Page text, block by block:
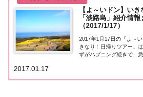
【よ～いドン】い
「淡路島」紹介情報
（2017/1/17）
2017年1月17日の『よ～
きなり！日帰りツアー」
ずがハプニング続きで、
島今日の『たむけんの日
街からスタート。たむけ
2017.01.17